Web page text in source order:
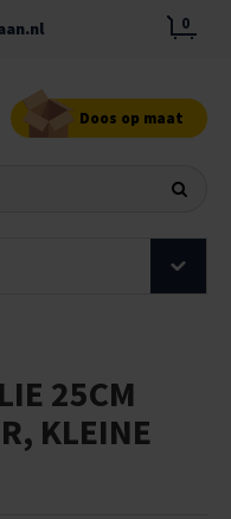
0
Doos op maat
25CM
KLEINE